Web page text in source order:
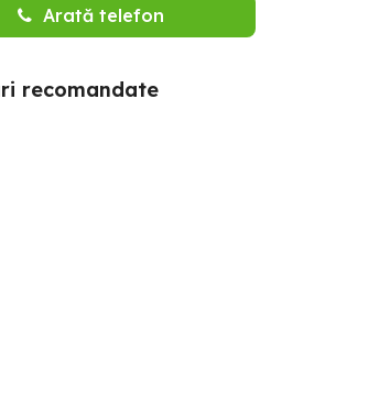
Arată telefon
recomandate